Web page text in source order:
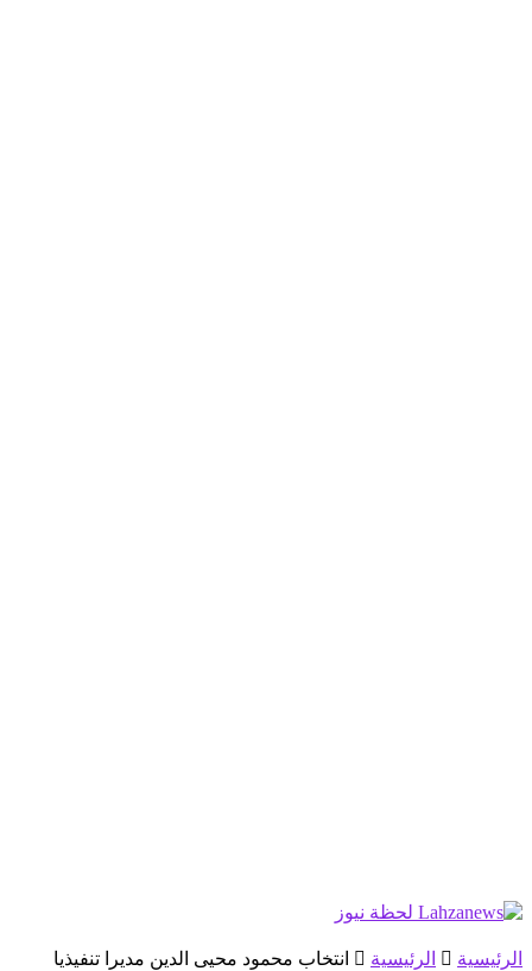
الرئيسية الرئيسية
انتخاب محمود محيى الدين مديرا تنفيذيا